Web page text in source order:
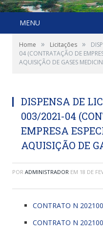
MENU
Home » Licitações »
04 (CONTRATAÇÃO DE
AQUISIÇÃO DE GASES
DISPENSA DE
003/2021-04
EMPRESA
AQUISIÇÃO DE
POR ADMINISTRADOR EM 18 DE
CONTRATO N
CONTRATO N